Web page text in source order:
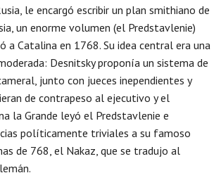
le encargó escribir un plan smithiano de
un enorme volumen (el Predstavlenie)
a Catalina en 1768. Su idea central era una
Desnitsky proponía un sistema de
junto con jueces inependientes y
de contrapeso al ejecutivo y el
la Grande leyó el Predstavlenie e
políticamente triviales a su famoso
de 768, el Nakaz, que se tradujo al